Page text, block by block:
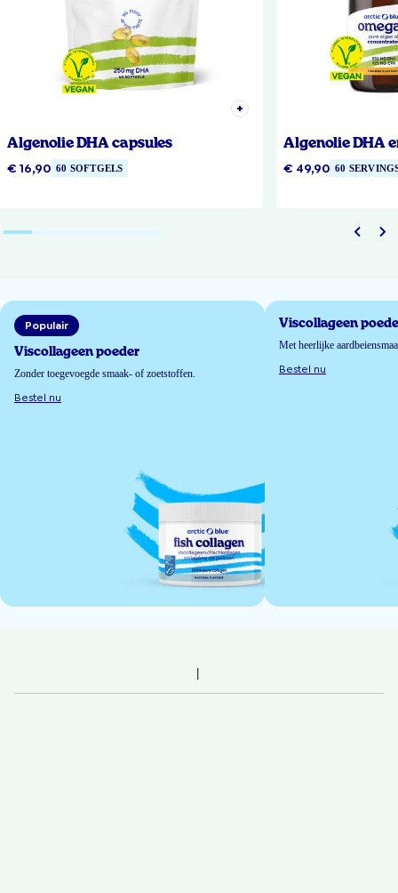
Algenolie DHA capsules
€ 16,90 60 SOFTGELS
Algenolie DHA
€ 49,90 60
Populair
Viscollageen poeder
Zonder toegevoegde smaak- of zoetstoffen.
Bestel nu
Viscollageen
Met heerlijke
Bestel nu